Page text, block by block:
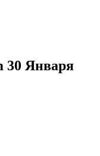
30 Января